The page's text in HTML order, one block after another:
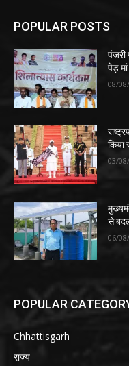
POPULAR POSTS
पंजरी
पेड़
08/
किया
03/
से
06/
POPULAR
Chhattisgarh
राज्य